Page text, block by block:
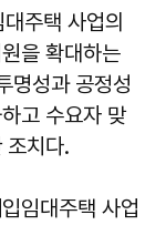
주택 사업의
을 확대하는
명성과 공정성
고 수요자 맞
조치다.
임대주택 사업